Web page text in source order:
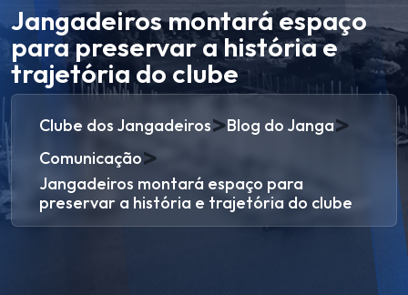
Jangadeiros montará espaço
para preservar a história e
trajetória do clube
Clube dos Jangadeiros>Blog do Janga>
Comunicação>
Jangadeiros montará espaço para
preservar a história e trajetória do clube